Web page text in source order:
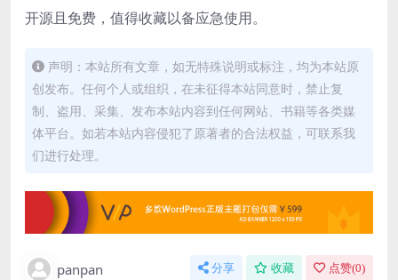
开源且免费，值得收藏以备应急使用。
声明：本站所有文章，如无特殊说明或标注，均为本站原
创发布。任何个人或组织，在未征得本站同意时，禁止复
制、盗用、采集、发布本站内容到任何网站、书籍等各类媒
体平台。如若本站内容侵犯了原著者的合法权益，可联系我
们进行处理。
panpan 分享 收藏 点赞(0)